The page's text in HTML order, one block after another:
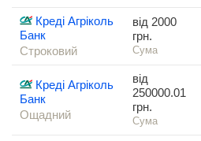
Креді Агріколь
Банк
Строковий
від 2000
грн.
Сума
Креді Агріколь
Банк
Ощадний
від
250000.01
грн.
Сума